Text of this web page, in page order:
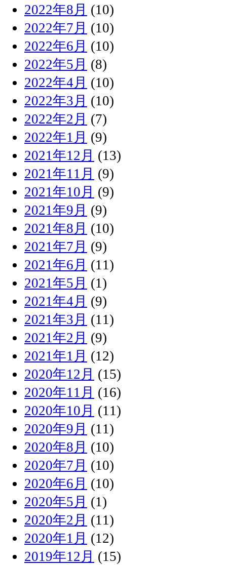
2022年8月 (10)
2022年7月 (10)
2022年6月 (10)
2022年5月 (8)
2022年4月 (10)
2022年3月 (10)
2022年2月 (7)
2022年1月 (9)
2021年12月 (13)
2021年11月 (9)
2021年10月 (9)
2021年9月 (9)
2021年8月 (10)
2021年7月 (9)
2021年6月 (11)
2021年5月 (1)
2021年4月 (9)
2021年3月 (11)
2021年2月 (9)
2021年1月 (12)
2020年12月 (15)
2020年11月 (16)
2020年10月 (11)
2020年9月 (11)
2020年8月 (10)
2020年7月 (10)
2020年6月 (10)
2020年5月 (1)
2020年2月 (11)
2020年1月 (12)
2019年12月 (15)